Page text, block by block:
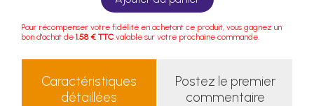
Pour récompenser votre fidélité en achetant ce produit, vous gagnez un
bon d'achat de 1.58 € TTC valable sur votre prochaine commande.
Caractéristiques
détaillées
Postez le premier
commentaire